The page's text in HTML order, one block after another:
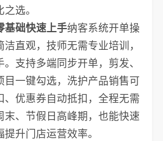
选。
基础快速上手纳客系统开单操
直观，技师无需专业培训，
支持多端同步开单，剪发、
一键勾选，洗护产品销售可
、优惠券自动抵扣，全程无需
末、节假日高峰期，也能快速
升门店运营效率。